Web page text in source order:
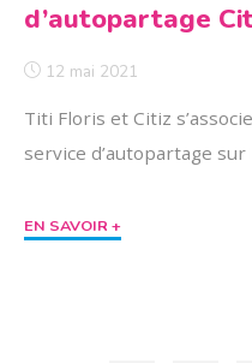
d’autopartage
12 mai 2021
Titi Floris et Citiz
service d’autopartage
EN SAVOIR +"Création